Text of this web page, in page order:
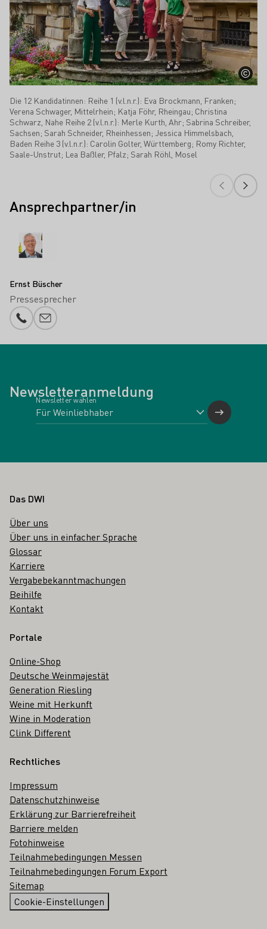
Die 12 Kandidatinnen: Reihe 1 (v.l.n.r.): Eva Brockmann, Franken;
Verena Schwager, Mittelrhein; Katja Föhr, Rheingau; Christina
Schwarz, Nahe Reihe 2 (v.l.n.r.): Merle Kurth, Ahr; Sabrina Schreiber,
Sachsen; Sarah Schneider, Rheinhessen; Jessica Himmelsbach,
Baden Reihe 3 (v.l.n.r.): Carolin Golter, Württemberg; Romy Richter,
Saale-Unstrut; Lea Baßler, Pfalz; Sarah Röhl, Mosel
Ansprechpartner/in
Ernst Büscher
Pressesprecher
Telefonnummer
E-Mail-Adresse
Newsletteranmeldung
Newsletter wählen
Fußbereich
Das DWI
Über uns
Über uns in einfacher Sprache
Glossar
Karriere
Vergabebekanntmachungen
Beihilfe
Kontakt
Portale
Online-Shop
Deutsche Weinmajestät
Generation Riesling
Weine mit Herkunft
Wine in Moderation
Clink Different
Rechtliches
Impressum
Datenschutzhinweise
Erklärung zur Barrierefreiheit
Barriere melden
Fotohinweise
Teilnahmebedingungen Messen
Teilnahmebedingungen Forum Export
Sitemap
Cookie-Einstellungen